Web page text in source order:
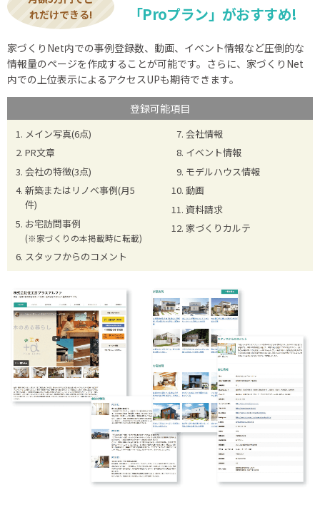
れだけできる!
「Proプラン」がおすすめ!
家づくりNet内での事例登録数、動画、イベント情報など圧倒的な
情報量のページを作成することが可能です。さらに、家づくりNet
内での上位表示によるアクセスUPも期待できます。
登録可能項目
メイン写真(6点)
PR文章
会社の特徴(3点)
新築またはリノベ事例(月5
件)
お宅訪問事例
(※家づくりの本掲載時に転載)
スタッフからのコメント
会社情報
イベント情報
モデルハウス情報
動画
資料請求
家づくりカルテ